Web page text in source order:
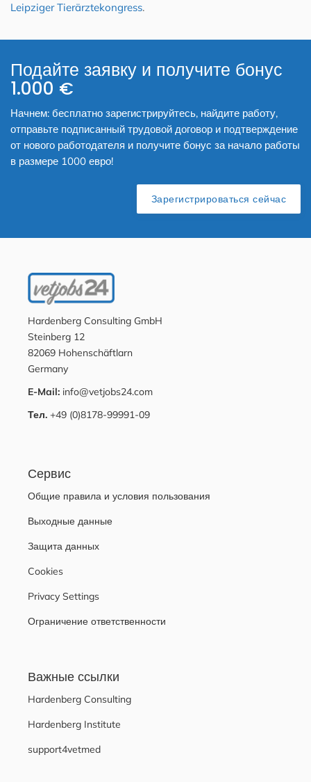
Leipziger Tierärztekongress.
Подайте заявку и получите бонус
1.000 €
Начнем: бесплатно зарегистрируйтесь, найдите работу,
отправьте подписанный трудовой договор и подтверждение
от нового работодателя и получите бонус за начало работы
в размере 1000 евро!
Зарегистрироваться сейчас
Hardenberg Consulting GmbH
Steinberg 12
82069 Hohenschäftlarn
Germany
E-Mail: info@vetjobs24.com
Тел. +49 (0)8178-99991-09
Сервис
Общие правила и условия пользования
Выходные данные
Защита данных
Cookies
Privacy Settings
Ограничение ответственности
Важные ссылки
Hardenberg Consulting
Hardenberg Institute
support4vetmed